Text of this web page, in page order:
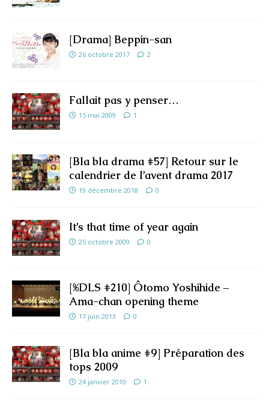
[Drama] Beppin-san
26 octobre 2017 2
Fallait pas y penser…
15 mai 2009 1
[Bla bla drama #57] Retour sur le
calendrier de l’avent drama 2017
19 décembre 2018 0
It’s that time of year again
25 octobre 2009 0
[%DLS #210] Ôtomo Yoshihide –
Ama-chan opening theme
17 juin 2013 0
[Bla bla anime #9] Préparation des
tops 2009
24 janvier 2010 1